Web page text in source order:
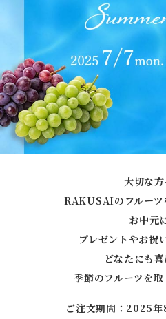
大切な方
RAKUSAIのフルーツ
お中元
プレゼントやお祝
どなたにも喜
季節のフルーツを取
ご注文期間：2025